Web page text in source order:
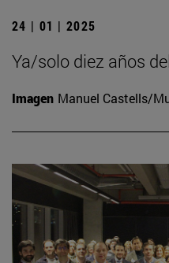
24 | 01 | 2025
Ya/solo diez años
Imagen Manuel Castells/